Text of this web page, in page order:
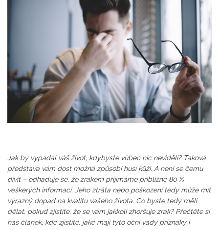
Jak by vypadal váš život, kdybyste vůbec nic neviděli? Taková
představa vám dost možná způsobí husí kůži. A není se čemu
divit – odhaduje se, že zrakem přijímáme přibližně 80 %
veškerých informací. Jeho ztráta nebo poškození tedy může mít
výrazný dopad na kvalitu vašeho života. Co byste tedy měli
dělat, pokud zjistíte, že se vám jakkoli zhoršuje zrak? Přečtěte si
náš článek, kde zjistíte, jaké mají tyto oční vady příznaky i